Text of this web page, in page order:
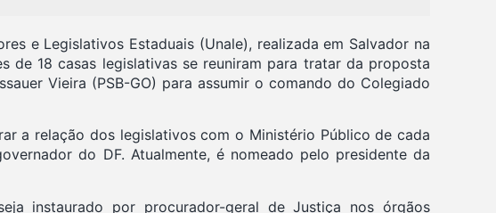
e Legislativos Estaduais (Unale), realizada em Salvador na
de 18 casas legislativas se reuniram para tratar da proposta
Vieira (PSB-GO) para assumir o comando do Colegiado
a relação dos legislativos com o Ministério Público de cada
do DF. Atualmente, é nomeado pelo presidente da
instaurado por procurador-geral de Justiça nos órgãos